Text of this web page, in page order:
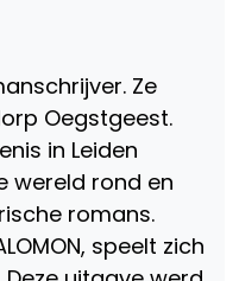
Ze
Oegstgeest.
in Leiden
wereld rond en
romans.
speelt zich